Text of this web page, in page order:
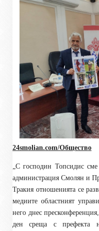
24smolian.com/Общество
„С господин Топсидис
администрация Смолян и
Тракия отношенията се
медиите областният
него днес
ден среща с префекта